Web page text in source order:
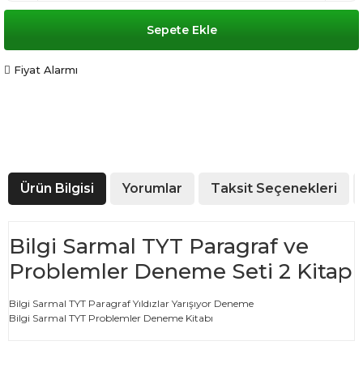
Sepete Ekle
Fiyat Alarmı
Ürün Bilgisi Yorumlar Taksit Seçenekleri
Bilgi Sarmal TYT Paragraf ve
Problemler Deneme Seti 2 Kitap
Bilgi Sarmal TYT Paragraf Yıldızlar Yarışıyor Deneme
Bilgi Sarmal TYT Problemler Deneme Kitabı